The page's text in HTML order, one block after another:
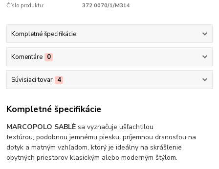
Číslo produktu: 372 0070/1/M314
Kompletné špecifikácie
Komentáre 0
Súvisiaci tovar 4
Kompletné špecifikácie
MARCOPOLO SABLÈ sa vyznačuje ušľachtilou
textúrou, podobnou jemnému piesku, príjemnou drsnosťou na
dotyk a matným vzhľadom, ktorý je ideálny na skrášlenie
obytných priestorov klasickým alebo moderným štýlom.